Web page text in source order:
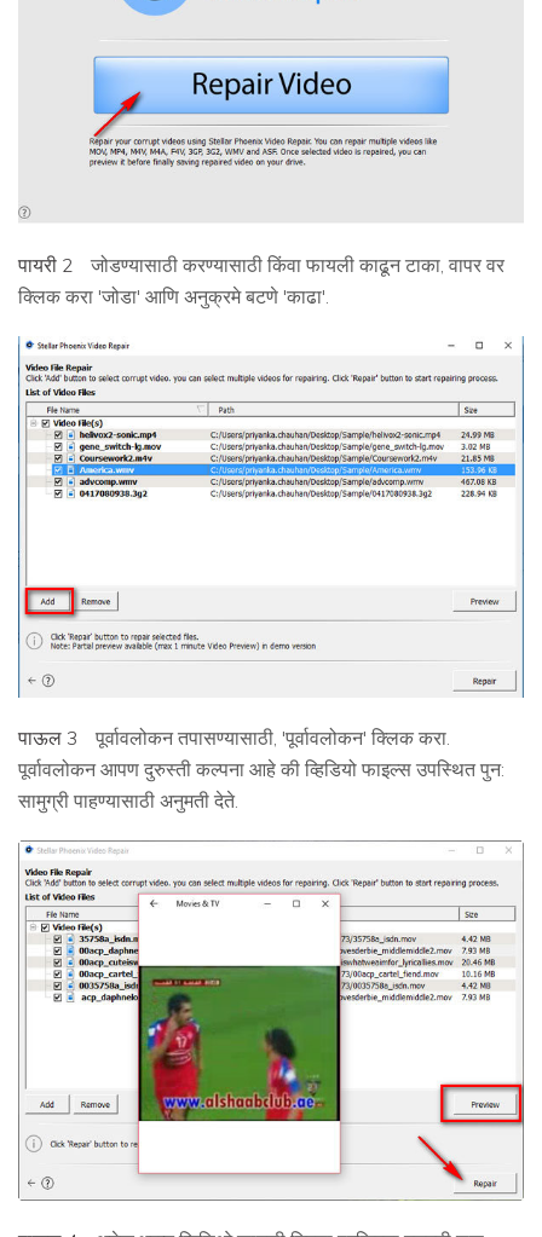
पायरी 2
जोडण्यासाठी करण्यासाठी किंवा फायली काढून टाका, वापर वर
क्लिक करा 'जोडा' आणि अनुक्रमे बटणे 'काढा'.
पाऊल 3
पूर्वावलोकन तपासण्यासाठी, 'पूर्वावलोकन' क्लिक करा.
पूर्वावलोकन आपण दुरुस्ती कल्पना आहे की व्हिडियो फाइल्स उपस्थित पुन:
सामुग्री पाहण्यासाठी अनुमती देते.